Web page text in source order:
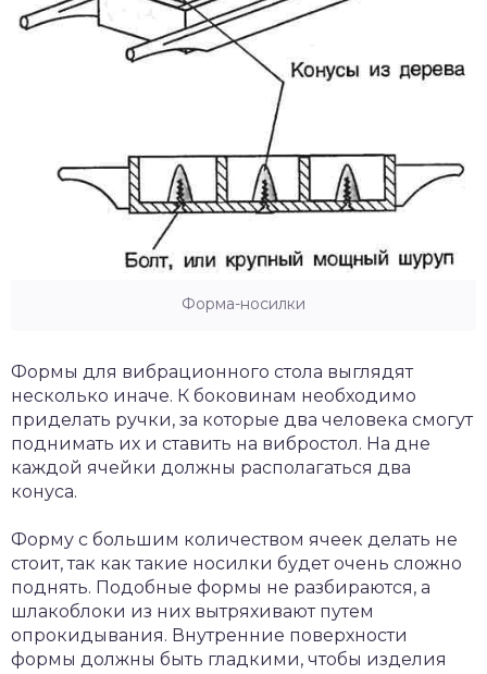
Форма-носилки
Формы для вибрационного стола выглядят
несколько иначе. К боковинам необходимо
приделать ручки, за которые два человека смогут
поднимать их и ставить на вибростол. На дне
каждой ячейки должны располагаться два
конуса.
Форму с большим количеством ячеек делать не
стоит, так как такие носилки будет очень сложно
поднять. Подобные формы не разбираются, а
шлакоблоки из них вытряхивают путем
опрокидывания. Внутренние поверхности
формы должны быть гладкими, чтобы изделия